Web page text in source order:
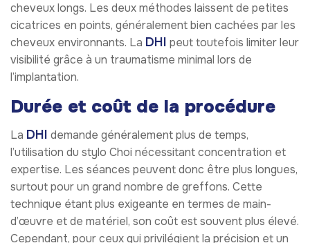
cheveux longs. Les deux méthodes laissent de petites
cicatrices en points, généralement bien cachées par les
cheveux environnants. La DHI peut toutefois limiter leur
visibilité grâce à un traumatisme minimal lors de
l’implantation.
Durée et coût de la procédure
La DHI demande généralement plus de temps,
l’utilisation du stylo Choi nécessitant concentration et
expertise. Les séances peuvent donc être plus longues,
surtout pour un grand nombre de greffons. Cette
technique étant plus exigeante en termes de main-
d’œuvre et de matériel, son coût est souvent plus élevé.
Cependant, pour ceux qui privilégient la précision et un